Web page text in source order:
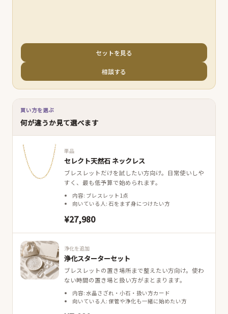
セットを見る
相談する
買い方を選ぶ
何が違うか見て選べます
単品
セレクト天然石 ネックレス
ブレスレットだけを試したい方向け。日常使いしや
すく、最も低予算で始められます。
内容: ブレスレット1点
向いている人: 石をまず身につけたい方
¥27,980
浄化を追加
浄化スターターセット
ブレスレットの置き場所まで整えたい方向け。使わ
ない時間の置き場と扱い方がまとまります。
内容: 水晶さざれ・小石・扱い方カード
向いている人: 保管や浄化も一緒に始めたい方